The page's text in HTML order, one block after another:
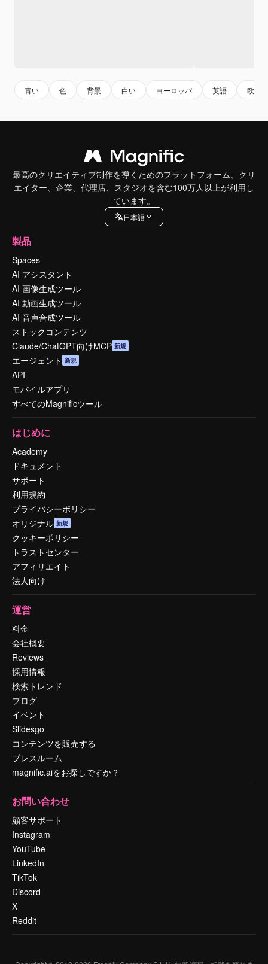
青い 色 背景 白い ヨーロッパ 英語 欧州の
最高のクリエイティブ制作を導くためのプラットフォーム。クリ
エイター、企業、代理店、スタジオを含む100万人以上が利用し
ています。
日本語
製品
Spaces
AI アシスタント
AI 画像生成ツール
AI 動画生成ツール
AI 音声合成ツール
ストックコンテンツ
Claude/ChatGPT向けMCP 新規
エージェント 新規
API
モバイルアプリ
すべてのMagnificツール
はじめに
Academy
ドキュメント
サポート
利用規約
プライバシーポリシー
オリジナル 新規
クッキーポリシー
トラストセンター
アフィリエイト
法人向け
運営
料金
会社概要
Reviews
採用情報
検索トレンド
ブログ
イベント
Slidesgo
コンテンツを販売する
プレスルーム
magnific.aiをお探しですか？
お問い合わせ
顧客サポート
Instagram
YouTube
LinkedIn
TikTok
Discord
X
Reddit